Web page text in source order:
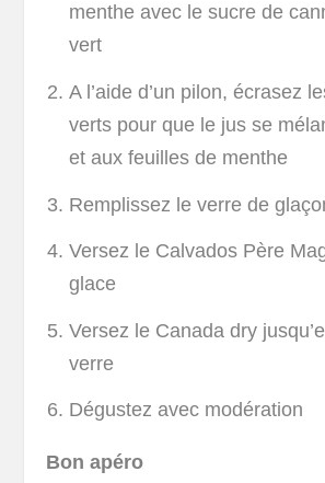
menthe avec le sucre de
vert
A l’aide d’un pilon, écrasez
verts pour que le jus se
et aux feuilles de menthe
Remplissez le verre de
Versez le Calvados Père
glace
Versez le Canada dry
verre
Dégustez avec modération
Bon apéro